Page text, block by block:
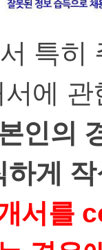
특히
에
인의
하게
서를